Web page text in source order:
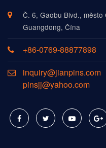
Č. 6, Gaobu Blvd.,
Guangdong, Čína
+86-0769-88877898
inquiry@jianpins.com
pinsjj@yahoo.com